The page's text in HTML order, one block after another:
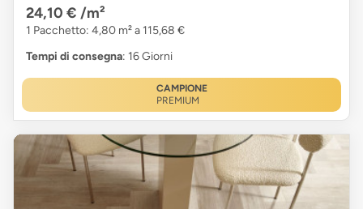
24,10 € /m²
1 Pacchetto: 4,80 m² a 115,68 €
Tempi di consegna: 16 Giorni
CAMPIONE
PREMIUM